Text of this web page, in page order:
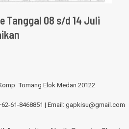
Tanggal 08 s/d 14 Juli
Tomang Elok Medan 20122
61-8468851 | Email: gapkisu@gmail.com